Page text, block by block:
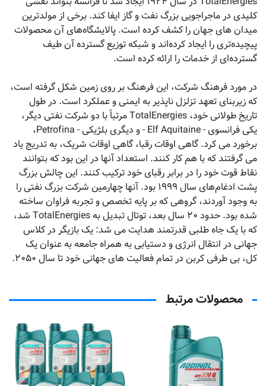
کلیدی در ماجراجویی بزرگ نفت و گاز ایفا کند. برخی از مولدترین
میدان های جهان را کشف کرده است. پالایشگاه‌های آن محصولات
پیچیده‌تری را ایجاد کرده‌اند و شبکه توزیع گسترده آن طیف
گسترده‌ای از خدمات را ارائه کرده است.
در مورد فرهنگ شرکت، این فرهنگ بر روی زمین شکل گرفته است،
که زیربنای تعهد تزلزل ناپذیر به ایمنی و عملکرد است. در طول
تاریخ طولانی خود، TotalEnergies مرتباً با دو شرکت نفتی دیگر،
یکی فرانسوی - Elf Aquitaine - و دیگری بلژیکی - Petrofina،
برخورد می کرد. گاهی اوقات رقبا، گاهی اوقات شریک، به تدریج یاد
می گرفتند که با هم کار کنند. استعداد آنها در این بود که بتوانند
نقاط قوت خود را در برابر رقبای خود ترکیب کنند. این چالش بزرگ
پشت ادغام‌های سال ۱۹۹۹ بود. آنها چهارمین شرکت بزرگ نفتی را
به وجود آوردند، گروهی که بر پایه تخصص و تجربه فراوان ساخته
شده بود. حدود ۲۰ سال بعد، توتال تبدیل به TotalEnergies شد،
که با یک جاه طلبی قدرتمند هدایت می شد: یک بازیگر در کلاس
جهانی در انتقال انرژی و دستیابی به همراه جامعه به عنوان یک
کل، بی طرفی کربن در تمام فعالیت های جهانی خود تا سال ۲۰۵۰.
محصولات مرتبط